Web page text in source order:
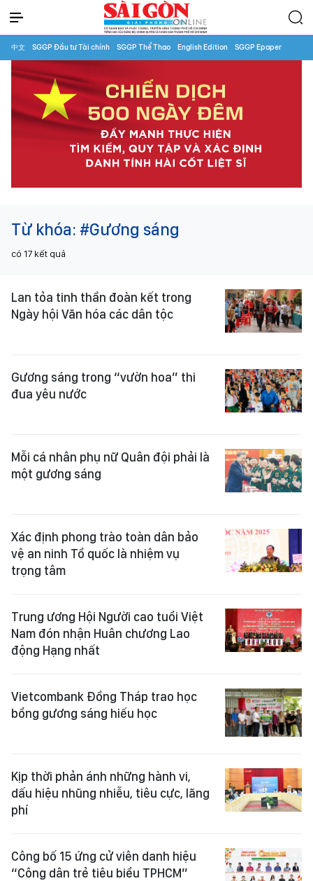
中文 SGGP Đầu tư Tài chính SGGP Thể Thao English Edition SGGP Epaper
Từ khóa: #Gương sáng
có 17 kết quả
Lan tỏa tinh thần đoàn kết trong
Ngày hội Văn hóa các dân tộc
Gương sáng trong “vườn hoa” thi
đua yêu nước
Mỗi cá nhân phụ nữ Quân đội phải là
một gương sáng
Xác định phong trào toàn dân bảo
vệ an ninh Tổ quốc là nhiệm vụ
trọng tâm
Trung ương Hội Người cao tuổi Việt
Nam đón nhận Huân chương Lao
động Hạng nhất
Vietcombank Đồng Tháp trao học
bổng gương sáng hiếu học
Kịp thời phản ánh những hành vi,
dấu hiệu nhũng nhiễu, tiêu cực, lãng
phí
Công bố 15 ứng cử viên danh hiệu
“Công dân trẻ tiêu biểu TPHCM”